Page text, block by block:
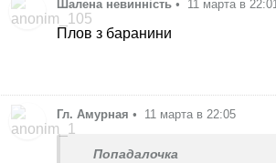
Шалена невинність • 11 марта в 22:01
Плов з баранини
Гл. Амурная • 11 марта в 22:05
Попадалочка